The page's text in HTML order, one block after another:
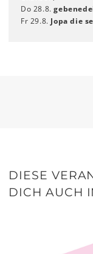
Do 28.8.
Fr 29.8. Jopa die
DIESE
DICH AUCH